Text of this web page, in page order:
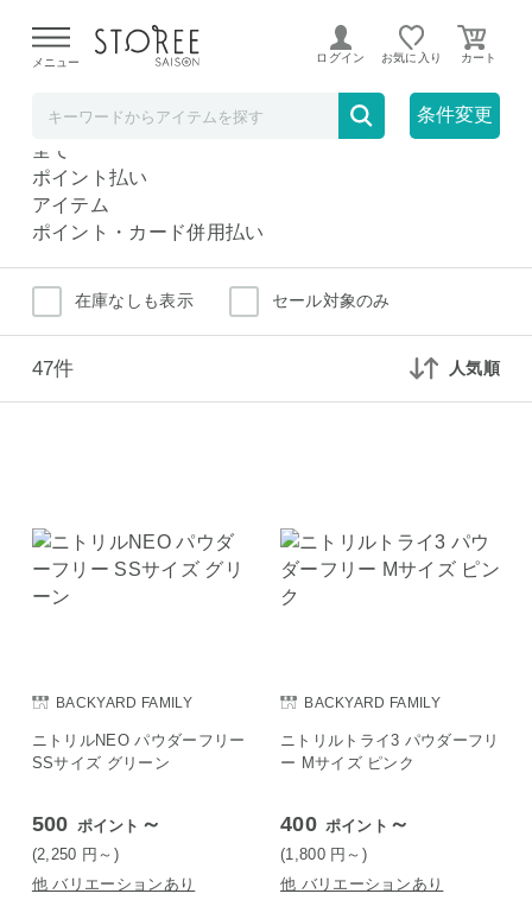
よる配送遅延が発生しております。
メニュー ログイン お気に入り
条件変更
袋
全て
ポイント払い
アイテム
ポイント・カード併用払い
在庫なしも表示 セール対象のみ
47件 人気順
BACKYARD FAMILY
ニトリルNEO パウダーフリー
SSサイズ グリーン
500 ポイント ～
(2,250 円 ～)
他 バリエーションあり
BACKYARD FAMILY
ニトリルトライ3 パウダーフリ
ー Mサイズ ピンク
400 ポイント ～
(1,800 円 ～)
他 バリエーションあり